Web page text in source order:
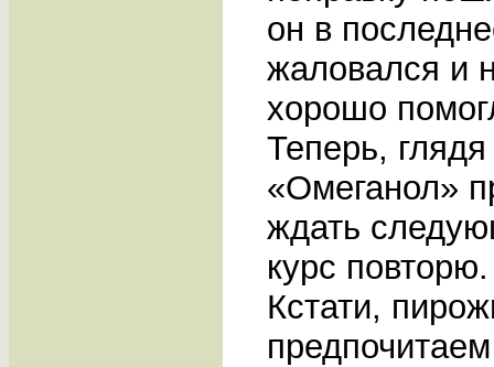
он в
жаловался и
хорошо
Теперь,
«Омеганол»
ждать
курс повторю.
Кстати,